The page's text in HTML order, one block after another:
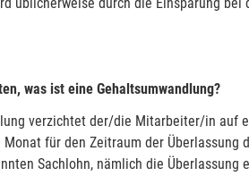
was ist eine Gehaltsumwandlung?
verzichtet der/die Mitarbeiter/in auf
für den Zeitraum der Überlassung
Sachlohn, nämlich die Überlassung